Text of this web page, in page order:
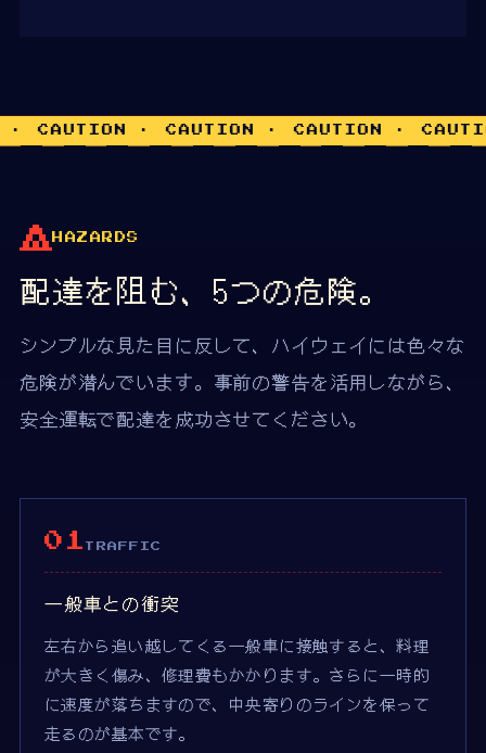
· CAUTION · CAUTION · CAUTION ·
HAZARDS
配達を阻む、5つの危険。
シンプルな見た目に反して、ハイウェイには色々な
危険が潜んでいます。事前の警告を活用しながら、
安全運転で配達を成功させてください。
01 TRAFFIC
一般車との衝突
左右から追い越してくる一般車に接触すると、料理
が大きく傷み、修理費もかかります。さらに一時的
に速度が落ちますので、中央寄りのラインを保って
走るのが基本です。